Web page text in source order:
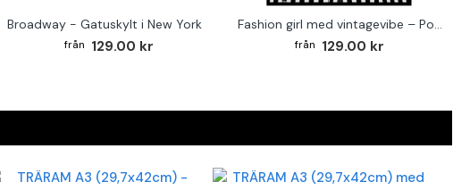
Broadway - Gatuskylt i New York
129.00 kr
Fashion girl med vintagevibe – Poster för stilmedvetna hem
129.00 kr